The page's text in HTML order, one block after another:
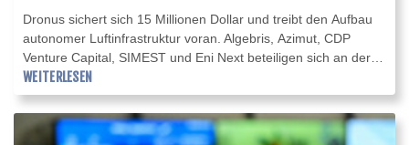
Dronus sichert sich 15 Millionen Dollar und treibt den Aufbau
autonomer Luftinfrastruktur voran. Algebris, Azimut, CDP
Venture Capital, SIMEST und Eni Next beteiligen sich an der
Finanzierungsrunde. Die Mittel fließen in die Weiterentwicklung
der patentierten NEST®-Technologie und die internationale
Expansion des Triestiner Unternehmens.
WEITERLESEN